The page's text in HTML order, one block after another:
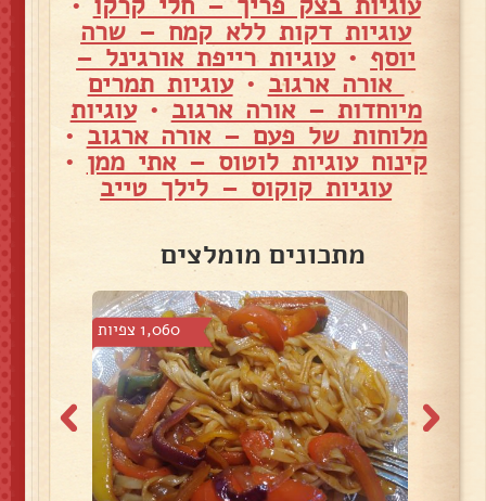
עוגיות דקות ללא קמח – שרה
יוסף •עוגיות רייפת אורגינל –
אורה ארגוב •עוגיות תמרים
מיוחדות – אורה ארגוב •עוגיות
מלוחות של פעם – אורה ארגוב •
קינוח עוגיות לוטוס – אתי ממן •
עוגיות קוקוס – לילך טייב
מתכונים מומלצים
1,060 צפיות